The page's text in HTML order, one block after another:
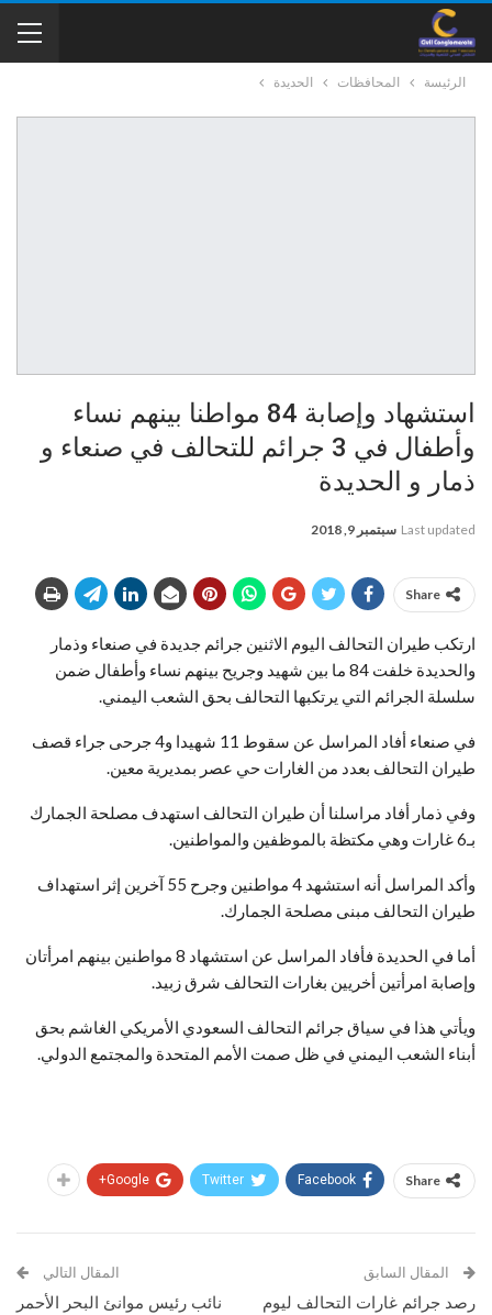
الرئيسة المحافظات الحديدة
استشهاد وإصابة 84 مواطنا بينهم نساء
وأطفال في 3 جرائم للتحالف في صنعاء و
ذمار و الحديدة
Last updated سبتمبر 9, 2018
Share
ارتكب طيران التحالف اليوم الاثنين جرائم جديدة في صنعاء وذمار
والحديدة خلفت 84 ما بين شهيد وجريح بينهم نساء وأطفال ضمن
سلسلة الجرائم التي يرتكبها التحالف بحق الشعب اليمني.
في صنعاء أفاد المراسل عن سقوط 11 شهيدا و4 جرحى جراء قصف
طيران التحالف بعدد من الغارات حي عصر بمديرية معين.
وفي ذمار أفاد مراسلنا أن طيران التحالف استهدف مصلحة الجمارك
بـ6 غارات وهي مكتظة بالموظفين والمواطنين.
وأكد المراسل أنه استشهد 4 مواطنين وجرح 55 آخرين إثر استهداف
طيران التحالف مبنى مصلحة الجمارك.
أما في الحديدة فأفاد المراسل عن استشهاد 8 مواطنين بينهم امرأتان
وإصابة امرأتين أخريين بغارات التحالف شرق زبيد.
ويأتي هذا في سياق جرائم التحالف السعودي الأمريكي الغاشم بحق
أبناء الشعب اليمني في ظل صمت الأمم المتحدة والمجتمع الدولي.
Share
Facebook
Twitter
Google+
المقال السابق
رصد جرائم غارات التحالف ليوم
المقال التالي
نائب رئيس موانئ البحر الأحمر